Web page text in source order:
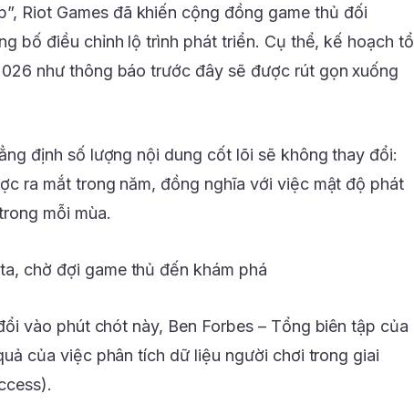
Riot Games đã khiến cộng đồng game thủ đối
bố điều chỉnh lộ trình phát triển. Cụ thể, kế hoạch tổ
như thông báo trước đây sẽ được rút gọn xuống
định số lượng nội dung cốt lõi sẽ không thay đổi:
ra mắt trong năm, đồng nghĩa với việc mật độ phát
mỗi mùa.
vào phút chót này, Ben Forbes – Tổng biên tập của
của việc phân tích dữ liệu người chơi trong giai